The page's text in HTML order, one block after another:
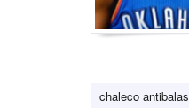
chaleco antibalas